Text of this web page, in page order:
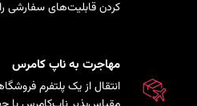
کردن قابلیت‌های سفارشی
مهاجرت به ناپ کامرس
انتقال از یک پلتفرم